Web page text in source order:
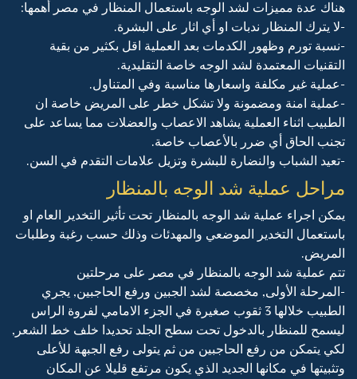
هناك عدة مميزات لشد الوجه باستعمال المنظار في مصر أهمها:
-لا يترك المنظار ندبات او أي اثار على البشرة.
-نسبة تورم وظهور الكدمات بعد العملية اقل بكثير من بقية
التقنيات المعتمدة لشد الوجه خاصة التقليدية.
-عملية غير مكلفة واسعارها مناسبة وفي المتناول.
-عملية امنة ومضمونة ولا تشكل خطر على المريض خاصة ان
الطبيب اثناء العملية يشاهد الاعصاب والعضلات مما يساعد على
تجنب الحاق أي ضرر بالأعصاب خاصة.
-تعيد الشباب والنضارة للبشرة وتزيل علامات التقدم في السن.
مراحل عملية شد الوجه بالمنظار
يمكن اجراء عملية شد الوجه بالمنظار تحت تأثير التخدير العام او
باستعمال التخدير الموضعي والمهدئات وذلك حسب رغبة وطلبات
المريض.
تتم عملية شد الوجه بالمنظار في مصر على مرحلتين
-المرحلة الأولى, مخصصة لشد الجبين ورفع الحاجبين, يجري
الطبيب خلالها 3 ثقوب صغيرة في الجزء الامامي لفروة الراس
ليسمح للمنظار بالدخول تحت سطح الجلد تحديدا خلف خط الشعر,
لكي يتمكن من رفع الحاجبين من ثم يتولى رفع الجبهة للأعلى
وتثبيتها في مكانها الجديد الذي يكون مرتفع قليلا عن المكان